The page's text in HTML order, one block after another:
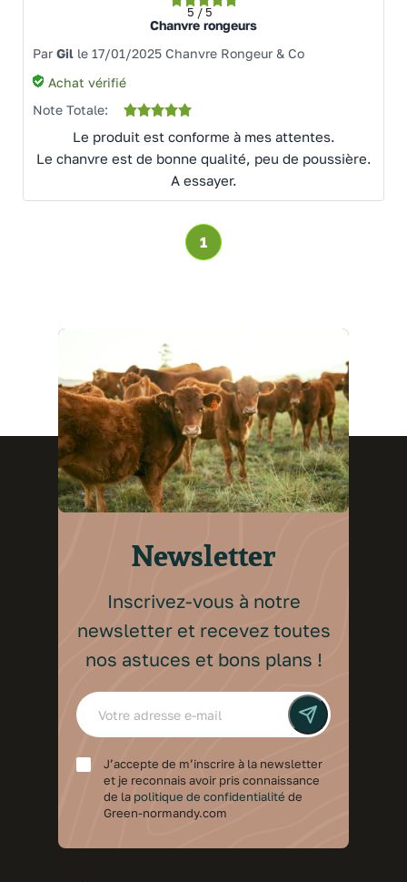
5 / 5
Chanvre rongeurs
Par Gille 17/01/2025 Chanvre Rongeur & Co
Achat vérifié
Note Totale:
Le produit est conforme à mes attentes.
Le chanvre est de bonne qualité, peu de poussière.
A essayer.
1
Newsletter
Inscrivez-vous à notre
newsletter et recevez toutes
nos astuces et bons plans !
J’accepte de m’inscrire à la newsletter
et je reconnais avoir pris connaissance
de la politique de confidentialité de
Green-normandy.com